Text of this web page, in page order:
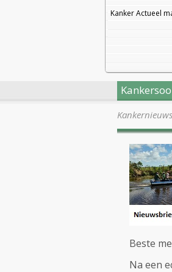
Kanker Actueel
Kankernieuws
Beste
Na een